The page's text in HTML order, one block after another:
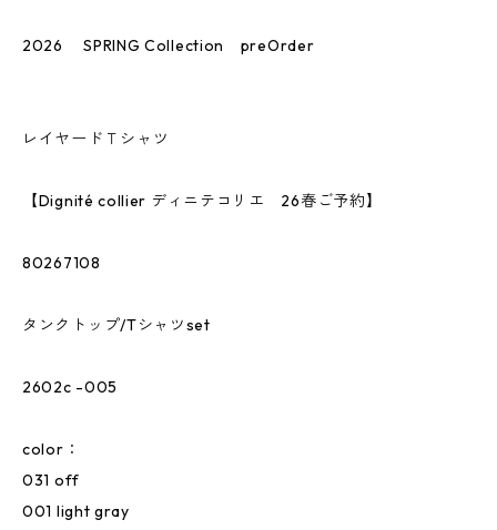
2026 SPRING Collection preOrder
レイヤードＴシャツ
【Dignité collier ディニテコリエ 26春ご予約】
80267108
タンクトップ/Tシャツset
2602c -005
color：
031 off
001 light gray